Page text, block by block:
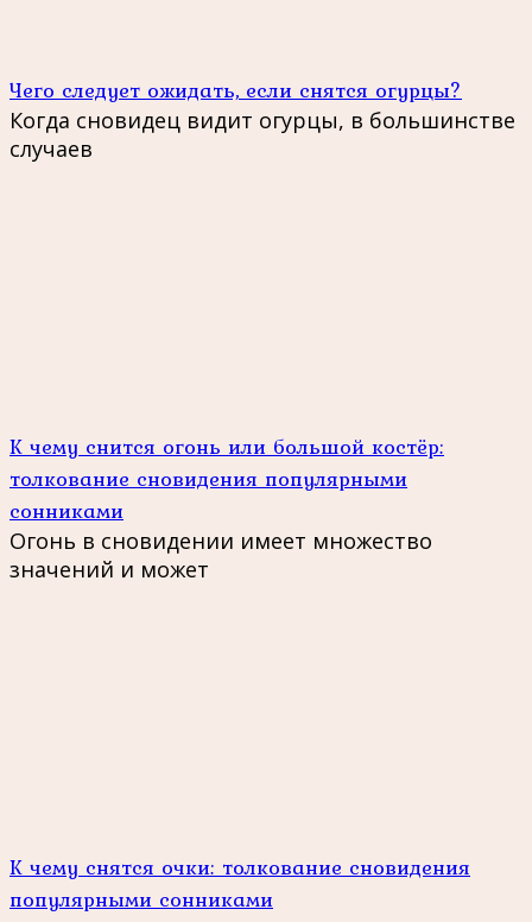
Чего следует ожидать, если снятся огурцы?
Когда сновидец видит огурцы, в большинстве
случаев
К чему снится огонь или большой костёр:
толкование сновидения популярными
сонниками
Огонь в сновидении имеет множество
значений и может
К чему снятся очки: толкование сновидения
популярными сонниками